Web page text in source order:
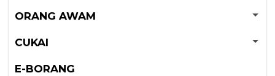
ORANG AWAM
CUKAI
E-BORANG